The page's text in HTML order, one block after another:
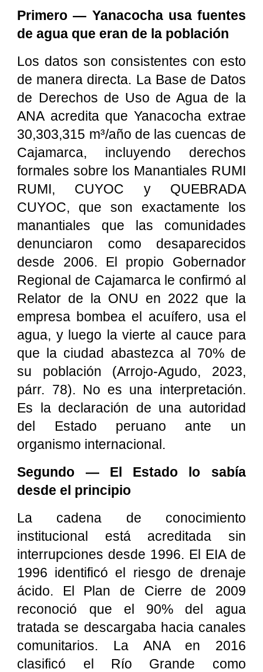
Primero — Yanacocha usa fuentes
de agua que eran de la población
Los datos son consistentes con esto
de manera directa. La Base de Datos
de Derechos de Uso de Agua de la
ANA acredita que Yanacocha extrae
30,303,315 m³/año de las cuencas de
Cajamarca, incluyendo derechos
formales sobre los Manantiales RUMI
RUMI, CUYOC y QUEBRADA
CUYOC, que son exactamente los
manantiales que las comunidades
denunciaron como desaparecidos
desde 2006. El propio Gobernador
Regional de Cajamarca le confirmó al
Relator de la ONU en 2022 que la
empresa bombea el acuífero, usa el
agua, y luego la vierte al cauce para
que la ciudad abastezca al 70% de
su población (Arrojo-Agudo, 2023,
párr. 78). No es una interpretación.
Es la declaración de una autoridad
del Estado peruano ante un
organismo internacional.
Segundo — El Estado lo sabía
desde el principio
La cadena de conocimiento
institucional está acreditada sin
interrupciones desde 1996. El EIA de
1996 identificó el riesgo de drenaje
ácido. El Plan de Cierre de 2009
reconoció que el 90% del agua
tratada se descargaba hacia canales
comunitarios. La ANA en 2016
clasificó el Río Grande como